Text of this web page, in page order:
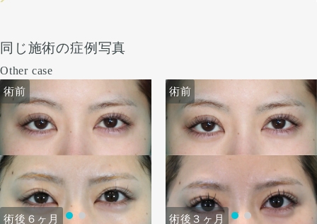
同じ施術の症例写真
Other case
術前
術後６ヶ月
術前
術後６ヶ月
術前
術後３ヶ月
術前
術後３ヶ月